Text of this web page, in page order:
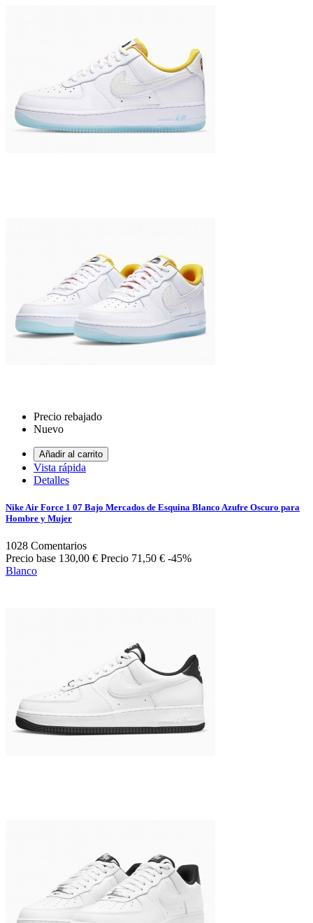
Precio rebajado
Nuevo
Añadir al carrito
Vista rápida
Detalles
Nike Air Force 1 07 Bajo Mercados de Esquina Blanco Azufre Oscuro para
Hombre y Mujer
1028 Comentarios
Precio base 130,00 € Precio 71,50 € -45%
Blanco